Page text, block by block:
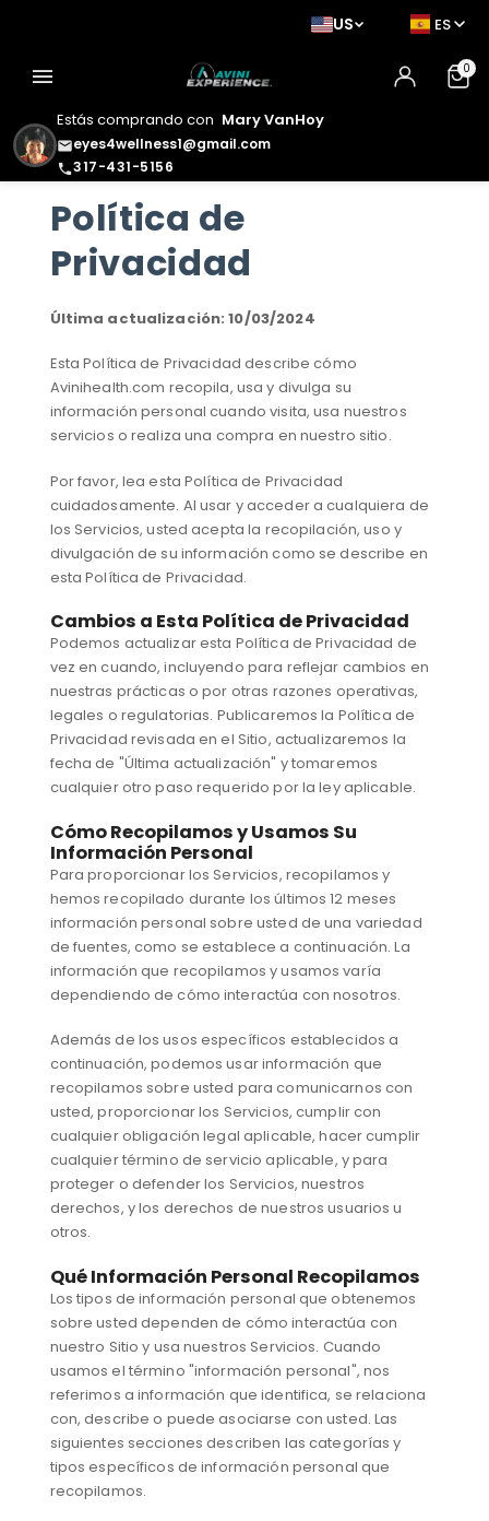
Estás comprando con Mary VanHoy
emaileyes4wellness1@gmail.com
phone317-431-5156
US ES
menu 0
Política de
Privacidad
Última actualización: 10/03/2024
Esta Política de Privacidad describe cómo
Avinihealth.com recopila, usa y divulga su
información personal cuando visita, usa nuestros
servicios o realiza una compra en nuestro sitio.
Por favor, lea esta Política de Privacidad
cuidadosamente. Al usar y acceder a cualquiera de
los Servicios, usted acepta la recopilación, uso y
divulgación de su información como se describe en
esta Política de Privacidad.
Cambios a Esta Política de Privacidad
Podemos actualizar esta Política de Privacidad de
vez en cuando, incluyendo para reflejar cambios en
nuestras prácticas o por otras razones operativas,
legales o regulatorias. Publicaremos la Política de
Privacidad revisada en el Sitio, actualizaremos la
fecha de "Última actualización" y tomaremos
cualquier otro paso requerido por la ley aplicable.
Cómo Recopilamos y Usamos Su
Información Personal
Para proporcionar los Servicios, recopilamos y
hemos recopilado durante los últimos 12 meses
información personal sobre usted de una variedad
de fuentes, como se establece a continuación. La
información que recopilamos y usamos varía
dependiendo de cómo interactúa con nosotros.
Además de los usos específicos establecidos a
continuación, podemos usar información que
recopilamos sobre usted para comunicarnos con
usted, proporcionar los Servicios, cumplir con
cualquier obligación legal aplicable, hacer cumplir
cualquier término de servicio aplicable, y para
proteger o defender los Servicios, nuestros
derechos, y los derechos de nuestros usuarios u
otros.
Qué Información Personal Recopilamos
Los tipos de información personal que obtenemos
sobre usted dependen de cómo interactúa con
nuestro Sitio y usa nuestros Servicios. Cuando
usamos el término "información personal", nos
referimos a información que identifica, se relaciona
con, describe o puede asociarse con usted. Las
siguientes secciones describen las categorías y
tipos específicos de información personal que
recopilamos.